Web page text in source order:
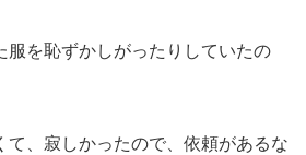
服を恥ずかしがったりしていたの
て、寂しかったので、依頼があるな